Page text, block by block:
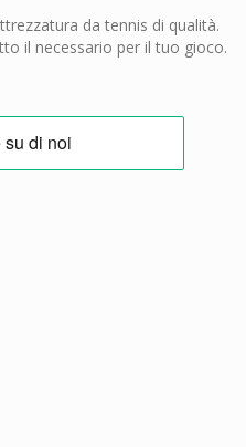
da tennis di qualità.
il necessario per il tuo gioco.